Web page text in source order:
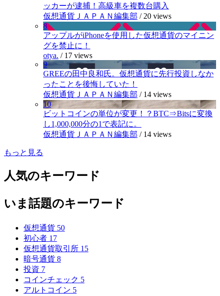
ッカーが逮捕！高級車を複数台購入
仮想通貨ＪＡＰＡＮ編集部 / 20 views
8
アップルがiPhoneを使用した仮想通貨のマイニン
グを禁止に！
otya. / 17 views
9
GREEの田中良和氏。仮想通貨に先行投資しなか
ったことを後悔していた！
仮想通貨ＪＡＰＡＮ編集部 / 14 views
10
ビットコインの単位が変更！？BTC⇒Bitsに変換
し1,000,000分の1で表記に。
仮想通貨ＪＡＰＡＮ編集部 / 14 views
もっと見る
人気のキーワード
いま話題のキーワード
仮想通貨 50
初心者 17
仮想通貨取引所 15
暗号通貨 8
投資 7
コインチェック 5
アルトコイン 5